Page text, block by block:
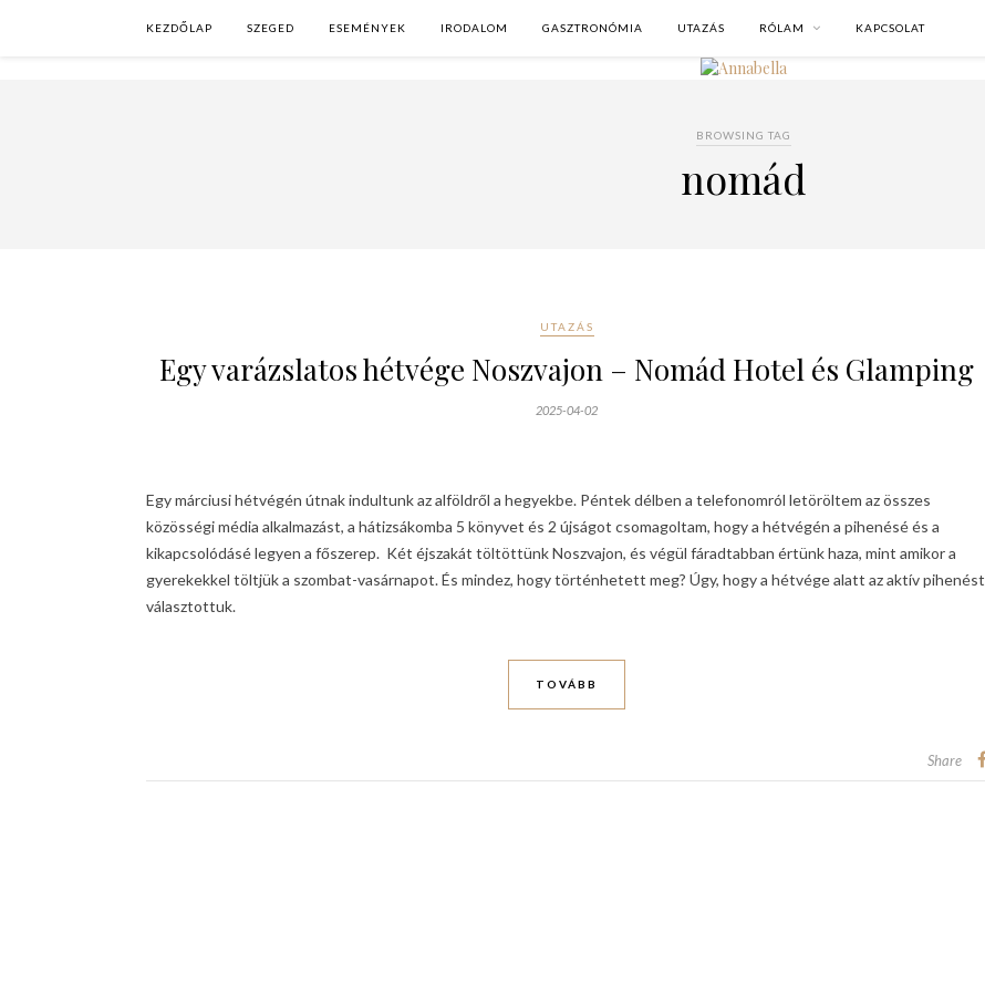
KEZDŐLAP SZEGED ESEMÉNYEK IRODALOM GASZTRONÓMIA UTAZÁS RÓLAM KAPCSOLAT
BROWSING TAG
nomád
UTAZÁS
Egy varázslatos hétvége Noszvajon – Nomád Hotel és Glamping
2025-04-02
Egy márciusi hétvégén útnak indultunk az alföldről a hegyekbe. Péntek délben a telefonomról letöröltem az összes
közösségi média alkalmazást, a hátizsákomba 5 könyvet és 2 újságot csomagoltam, hogy a hétvégén a pihenésé és a
kikapcsolódásé legyen a főszerep. Két éjszakát töltöttünk Noszvajon, és végül fáradtabban értünk haza, mint amikor a
gyerekekkel töltjük a szombat-vasárnapot. És mindez, hogy történhetett meg? Úgy, hogy a hétvége alatt az aktív pihenést
választottuk.
TOVÁBB
Share